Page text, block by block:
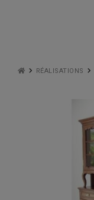
RÉALISATIONS